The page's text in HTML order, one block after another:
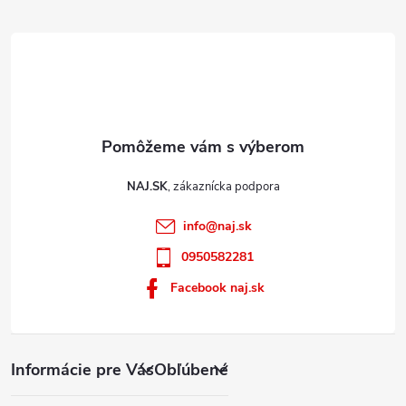
Informácie pre VásObľúbené
NAJ.SK
info@naj.sk
0950582281
Facebook naj.sk